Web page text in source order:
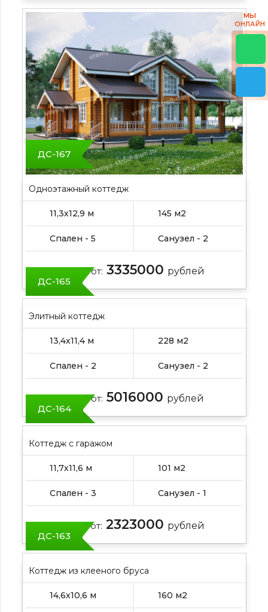
ДС-167
Одноэтажный коттедж
11,3х12,9 м 145 м2
Спален - 5 Санузел - 2
Цена от: 3335000 рублей
ДС-165
Элитный коттедж
13,4х11,4 м 228 м2
Спален - 2 Санузел - 2
Цена от: 5016000 рублей
ДС-164
Коттедж с гаражом
11,7х11,6 м 101 м2
Спален - 3 Санузел - 1
Цена от: 2323000 рублей
ДС-163
Коттедж из клееного бруса
14,6х10,6 м 160 м2
МЫ
ОНЛАЙН